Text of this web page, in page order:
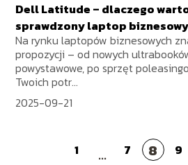
Dell Latitude – dlaczego
sprawdzony laptop biznesowy
Na rynku laptopów biznesowych
propozycji – od nowych
powystawowe, po sprzęt
Twoich potr...
2025-09-21
1 ... 7 8 9